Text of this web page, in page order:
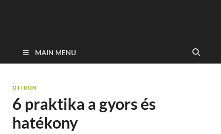
MAIN MENU
OTTHON
6 praktika a gyors és
hatékony